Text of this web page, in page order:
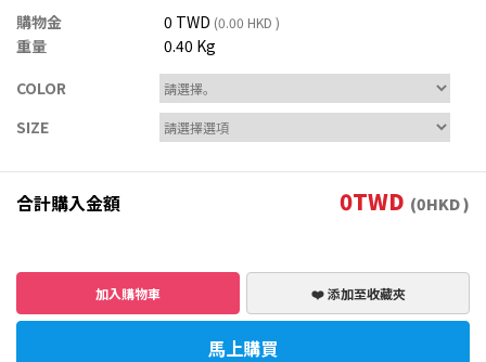
購物金 0 TWD (0.00 HKD )
重量
0.40 Kg
COLOR
SIZE
合計購入金額 0TWD (0HKD )
加入購物車 ❤️ 添加至收藏夾
馬上購買